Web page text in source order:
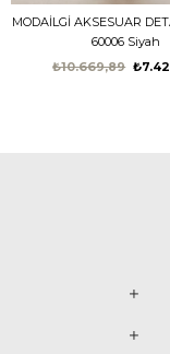
MODAİLGİ AKSESUAR
60006 Siyah
₺10.669,89